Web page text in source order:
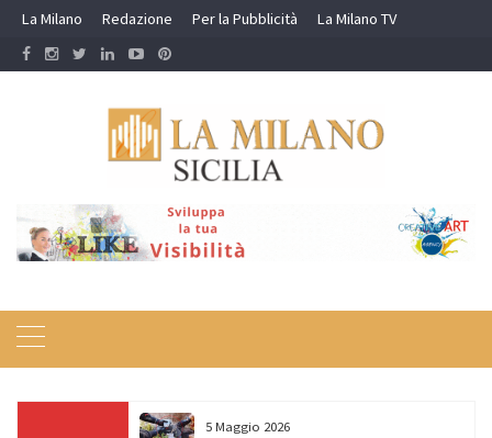
Skip
content
La Milano Redazione Per la Pubblicità La Milano TV
5 Maggio 2026